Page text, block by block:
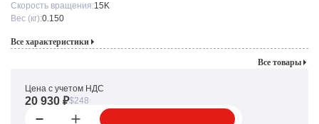
Скорость вращения:15K
Вес (кг):0.150
Все характеристики
Все товары
Цена с учетом НДС
20 930 ₽$248